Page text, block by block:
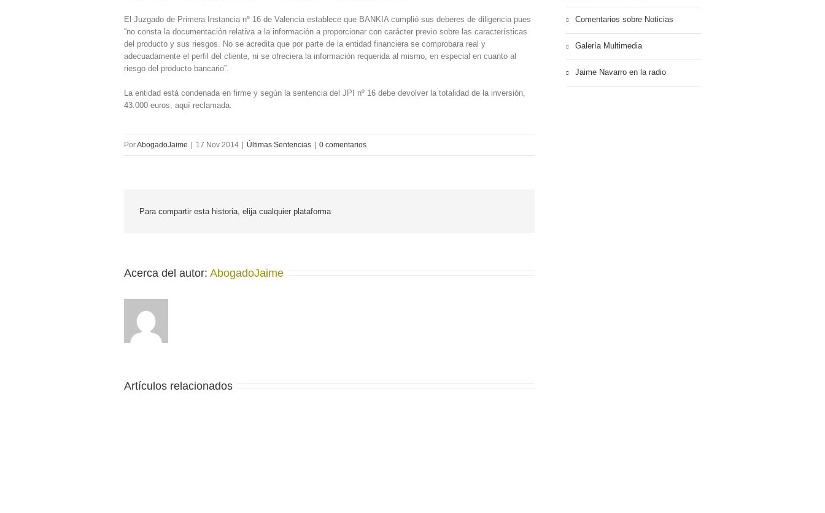
El Juzgado de Primera Instancia nº 16 de Valencia establece que BANKIA cumplió sus deberes de diligencia pues
“no consta la documentación relativa a la información a proporcionar con carácter previo sobre las características
del producto y sus riesgos. No se acredita que por parte de la entidad financiera se comprobara real y
adecuadamente el perfil del cliente, ni se ofreciera la información requerida al mismo, en especial en cuanto al
riesgo del producto bancario”.
La entidad está condenada en firme y según la sentencia del JPI nº 16 debe devolver la totalidad de la inversión,
43.000 euros, aquí reclamada.
PorAbogadoJaime 17 Nov 2014 Últimas Sentencias 0 comentarios
Para compartir esta historia, elija cualquier plataforma
Acerca del autor: AbogadoJaime
Artículos relacionados
Comentarios sobre Noticias
Galería Multimedia
Jaime Navarro en la radio